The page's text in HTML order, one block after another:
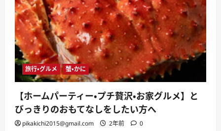
本
舗】・
カ
ニ
を
買
う
た
め
に
必
要
な
こ
と
に
い
旅行・グルメ 蟹・かに
【ホームパーティー・プチ贅沢・お家グルメ】と
びっきりのおもてなしをしたい方へ
pikakichi2015@gmail.com 2年前 0